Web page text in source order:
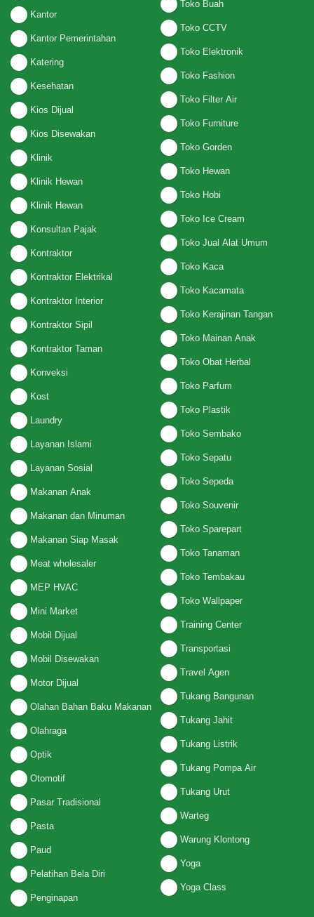
Kantor
Kantor Pemerintahan
Katering
Kesehatan
Kios Dijual
Kios Disewakan
Klinik
Klinik Hewan
Klinik Hewan
Konsultan Pajak
Kontraktor
Kontraktor Elektrikal
Kontraktor Interior
Kontraktor Sipil
Kontraktor Taman
Konveksi
Kost
Laundry
Layanan Islami
Layanan Sosial
Makanan Anak
Makanan dan Minuman
Makanan Siap Masak
Meat wholesaler
MEP HVAC
Mini Market
Mobil Dijual
Mobil Disewakan
Motor Dijual
Olahan Bahan Baku Makanan
Olahraga
Optik
Otomotif
Pasar Tradisional
Pasta
Paud
Pelatihan Bela Diri
Penginapan
Toko Buah
Toko CCTV
Toko Elektronik
Toko Fashion
Toko Filter Air
Toko Furniture
Toko Gorden
Toko Hewan
Toko Hobi
Toko Ice Cream
Toko Jual Alat Umum
Toko Kaca
Toko Kacamata
Toko Kerajinan Tangan
Toko Mainan Anak
Toko Obat Herbal
Toko Parfum
Toko Plastik
Toko Sembako
Toko Sepatu
Toko Sepeda
Toko Souvenir
Toko Sparepart
Toko Tanaman
Toko Tembakau
Toko Wallpaper
Training Center
Transportasi
Travel Agen
Tukang Bangunan
Tukang Jahit
Tukang Listrik
Tukang Pompa Air
Tukang Urut
Warteg
Warung Klontong
Yoga
Yoga Class